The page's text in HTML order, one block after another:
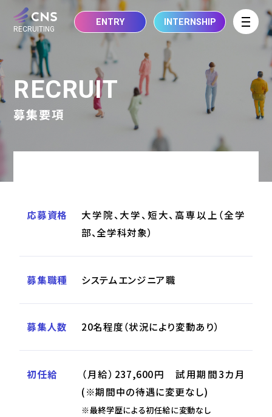
RECRUITING
ENTRY INTERNSHIP
RECRUIT
募集要項
応募資格
大学院、大学、短大、高専以上（全学
部、全学科対象）
募集職種 システムエンジニア職
募集人数 20名程度（状況により変動あり）
初任給
（月給）237,600円 試用期間3カ月
(※期間中の待遇に変更なし)
※最終学歴による初任給に変動なし